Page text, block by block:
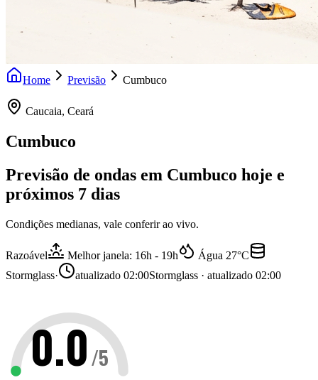
Home Previsão Cumbuco
Caucaia, Ceará
Cumbuco
Previsão de ondas em Cumbuco hoje e
próximos 7 dias
Condições medianas, vale conferir ao vivo.
Razoável Melhor janela: 16h - 19h Água 27°C
Stormglass· atualizado 02:00Stormglass · atualizado 02:00
0.0/5